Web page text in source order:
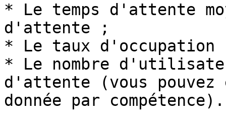
* Le temps d'attente
d'attente ;
* Le taux d'occupation
* Le nombre
d'attente (vous
donnée par compétence).